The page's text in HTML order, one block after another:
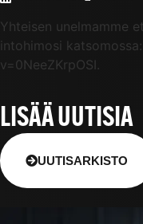
Yhteisen unelmamme
intohimosi
v=0NeeZKrpOSI.
LISÄÄ UUTISIA
UUTISARKISTO